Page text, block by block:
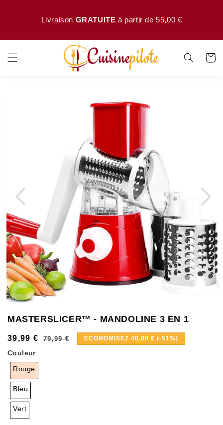
Livraison GRATUITE à partir de 55,00 €
Panier
MASTERSLICER™ - MANDOLINE 3 EN 1
Prix
79,99 €
Prix
39,99 € ECONOMISEZ 40,00 € (-51%)
Couleur
Rouge
Bleu
Vert